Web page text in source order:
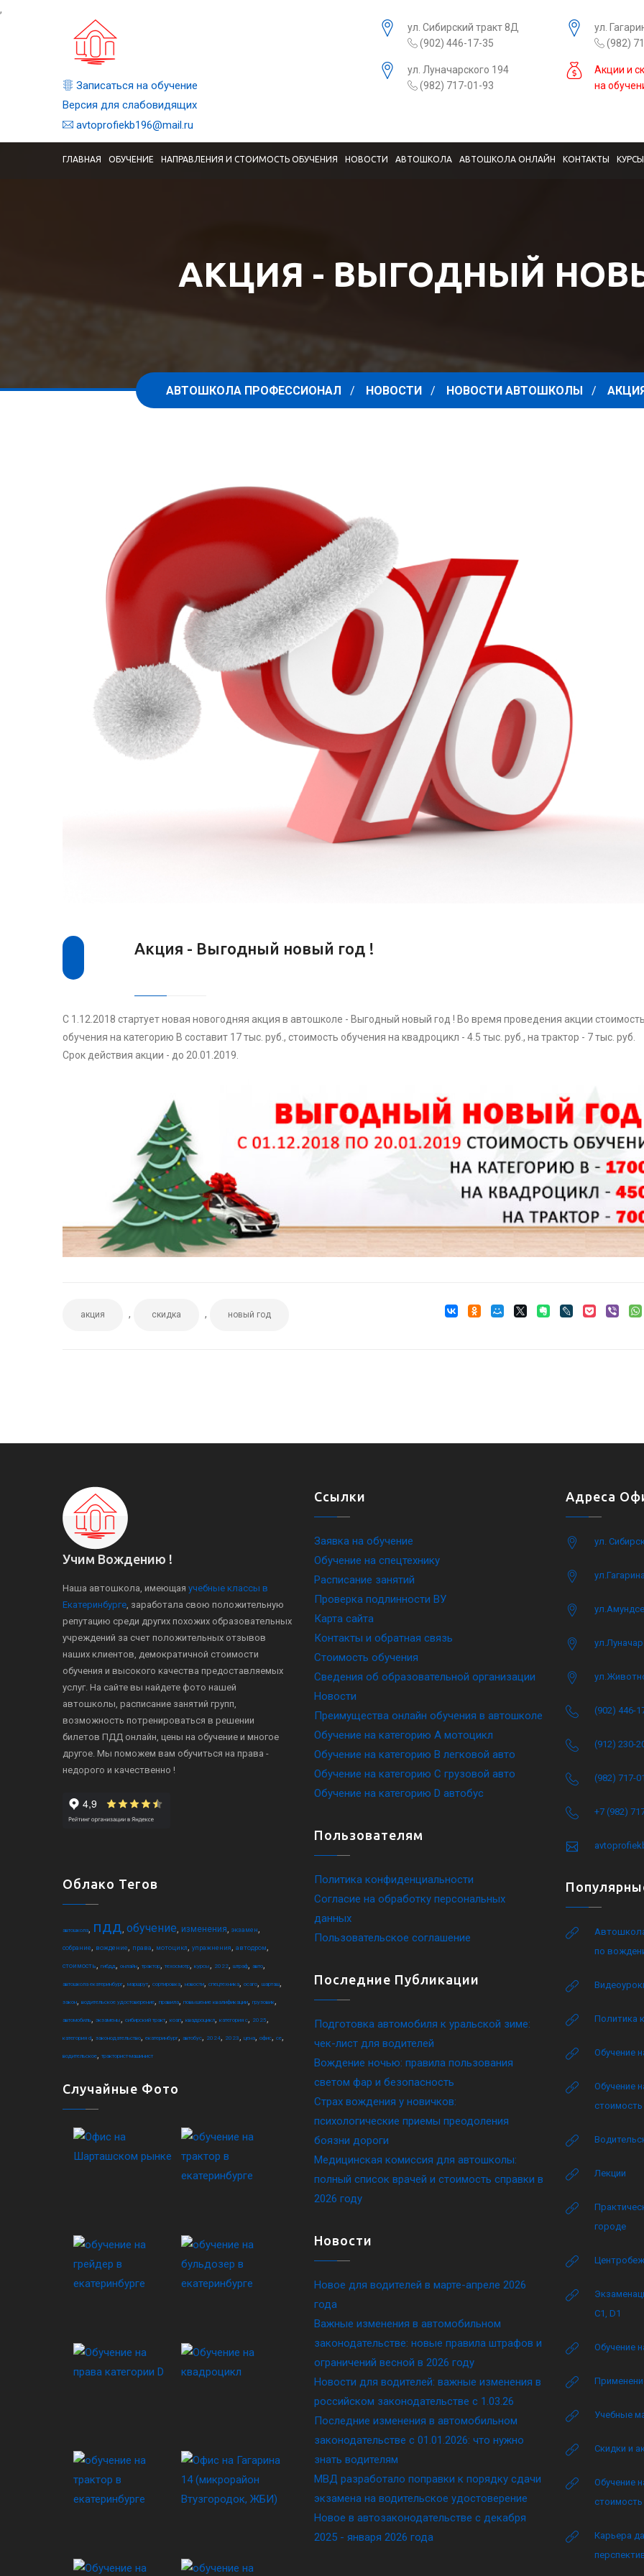
,
Записаться на обучение
Версия для слабовидящих
avtoprofiekb196@mail.ru
ул. Сибирский тракт 8Д
(902) 446-17-35
ул.
(982)
ул. Луначарского 194
(982) 717-01-93
Акции и
на
ГЛАВНАЯ ОБУЧЕНИЕ НАПРАВЛЕНИЯ И СТОИМОСТЬ ОБУЧЕНИЯ НОВОСТИ АВТОШКОЛА АВТОШКОЛА ОНЛАЙН КОНТАКТЫ
АКЦИЯ - ВЫГОДНЫЙ
АВТОШКОЛА ПРОФЕССИОНАЛ НОВОСТИ НОВОСТИ АВТОШКОЛЫ
Акция - Выгодный новый год !
С 1.12.2018 стартует новая новогодняя акция в автошколе - Выгодный новый год ! Во время проведения акции
обучения на категорию B составит 17 тыс. руб., стоимость обучения на квадроцикл - 4.5 тыс. руб., на трактор - 7 тыс. руб.
Срок действия акции - до 20.01.2019.
акция , скидка , новый год
Учим Вождению !
Наша автошкола, имеющая учебные классы в
Екатеринбурге, заработала свою положительную
репутацию среди других похожих образовательных
учреждений за счет положительных отзывов
наших клиентов, демократичной стоимости
обучения и высокого качества предоставляемых
услуг. На сайте вы найдете фото нашей
автошколы, расписание занятий групп,
возможность потренироваться в решении
билетов ПДД онлайн, цены на обучение и многое
другое. Мы поможем вам обучиться на права -
недорого и качественно !
Облако Тегов
автошкола, пдд, обучение, изменения, экзамен,
собрание, вождение, права, мотоцикл, упражнения, автодром,
стоимость, гибдд, онлайн, трактор, техосмотр, курсы, 2022, штраф, авто,
автошкола екатеринбург, маршрут, сортировка, новости, спецтехника, осаго, шарташ,
закон, водительское удостоверение, правила, повышение квалификации, грузовик,
автомобиль, экзамены, сибирский тракт, коап, квадроцикл, категория c, 2025,
категория d, законодательство, екатеринбург, автобус, 2024, 2023, цена, офис, ce,
водительское, тракторист-машинист
Случайные Фото
Ссылки
Заявка на обучение
Обучение на спецтехнику
Расписание занятий
Проверка подлинности ВУ
Карта сайта
Контакты и обратная связь
Стоимость обучения
Сведения об образовательной организации
Новости
Преимущества онлайн обучения в автошколе
Обучение на категорию A мотоцикл
Обучение на категорию B легковой авто
Обучение на категорию C грузовой авто
Обучение на категорию D автобус
Пользователям
Политика конфиденциальности
Согласие на обработку персональных
данных
Пользовательское соглашение
Последние Публикации
Подготовка автомобиля к уральской зиме:
чек-лист для водителей
Вождение ночью: правила пользования
светом фар и безопасность
Страх вождения у новичков:
психологические приемы преодоления
боязни дороги
Медицинская комиссия для автошколы:
полный список врачей и стоимость справки в
2026 году
Новости
Новое для водителей в марте-апреле 2026
года
Важные изменения в автомобильном
законодательстве: новые правила штрафов и
ограничений весной в 2026 году
Новости для водителей: важные изменения в
российском законодательстве c 1.03.26
Последние изменения в автомобильном
законодательстве c 01.01.2026: что нужно
знать водителям
МВД разработало поправки к порядку сдачи
экзамена на водительское удостоверение
Новое в автозаконодательстве с декабря
2025 - января 2026 года
Адреса
ул.
(902) 446-
(912) 230-
(982) 717-
+7 (982)
по
Политика
Обучение
Обучение
Лекции
городе
C1, D1
Обучение
Учебные
Скидки и
Обучение
Карьера